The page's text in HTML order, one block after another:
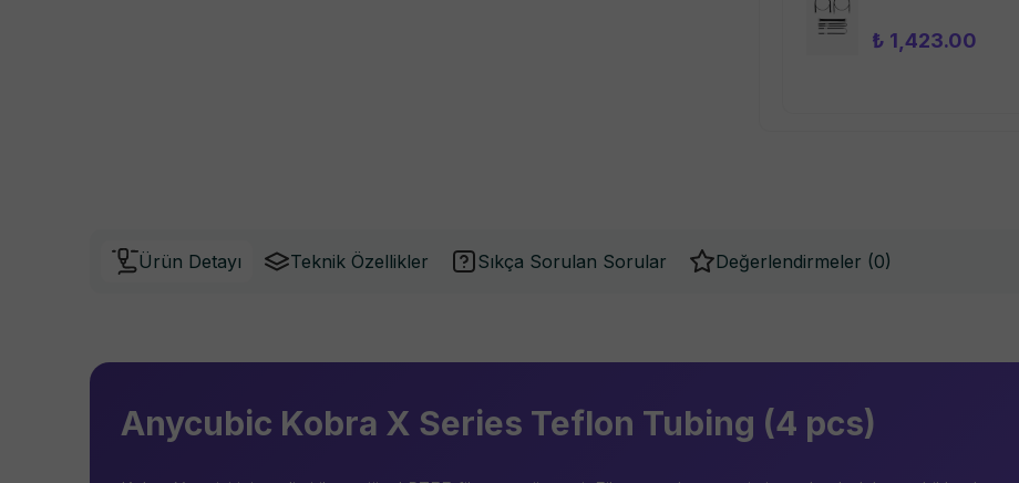
₺ 1,423.00
Ürün Detayı Teknik Özellikler Sıkça Sorulan Sorular Değerlendirmeler (0)
Anycubic Kobra X Series Teflon Tubing (4 pcs)